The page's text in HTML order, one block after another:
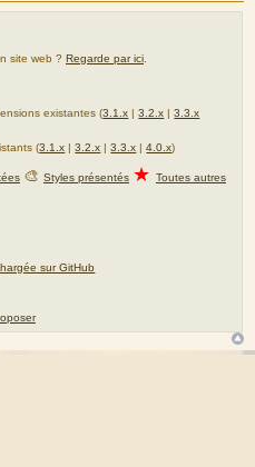
site web ? Regarde par ici
existantes (3.1.x |3.2.x |3.3.x
(3.1.x |3.2.x |3.3.x |4.0.x)
🎨 Styles présentés ★ Toutes autres
sur GitHub